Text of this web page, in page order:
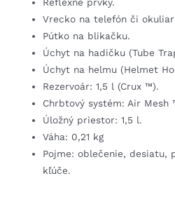
Reflexné prvky.
Vrecko na telefón či
Pútko na blikačku.
Úchyt na hadičku (Tube
Úchyt na helmu (Helmet
Rezervoár: 1,5 l (Crux ™).
Chrbtový systém: Air Mesh
Úložný priestor: 1,5 l.
Váha: 0,21 kg
Pojme: oblečenie, desiatu,
kľúče.